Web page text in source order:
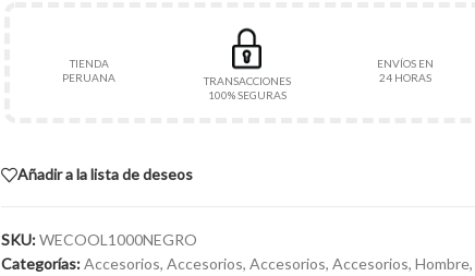
TIENDA
PERUANA
TRANSACCIONES
100% SEGURAS
ENVÍOS EN
24 HORAS
Añadir a la lista de deseos
SKU:WECOOL1000NEGRO
Categorías:Accesorios, Accesorios, Accesorios, Accesorios, Hombre,